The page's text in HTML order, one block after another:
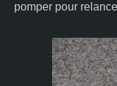
pomper pour